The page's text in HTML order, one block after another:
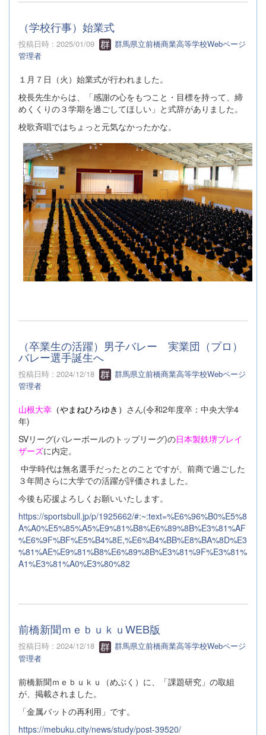
（学校行事）始業式
投稿日時 : 2025/01/09
群馬県立前橋商業高等学校Webページ
管理者
１月７日（火）始業式が行われました。
校長先生からは、「感謝の心をもつこと・目標を持って、締
めくくりの３学期を過ごしてほしい」と式辞がありました。
校歌斉唱ではちょっと元気なかったかな。
（卒業生の活躍）男子バレー 実業団（プロ）
バレー選手誕生へ
投稿日時 : 2024/12/18
群馬県立前橋商業高等学校Webページ
管理者
山根大幸 （やまねひろゆき） さん(令和2年度卒：中央大学4
年)
SVリーグ(バレーボールのトップリーグ)の日本製鉄堺ブレイ
ザーズに内定。
中学時代は無名選手だったとのことですが、前商で過ごした
３年間さらに大学での活躍が評価されました。
今後も応援よろしくお願いいたします。
https://sportsbull.jp/p/1925662/#:~:text=%E6%96%B0%E5%8
A%A0%E5%85%A5%E9%81%B8%E6%89%8B%E3%81%AF
%E6%9F%BF%E5%B4%8E,%E6%B4%BB%E8%BA%8D%E3
%81%AE%E9%81%B8%E6%89%8B%E3%81%9F%E3%81%
A1%E3%81%A0%E3%80%82
前橋新聞ｍｅｂｕｋｕWEB版
投稿日時 : 2024/12/18
群馬県立前橋商業高等学校Webページ
管理者
前橋新聞ｍｅｂｕｋｕ（めぶく）に、「課題研究」の取組
が、掲載されました。
「金属バットの再利用」です。
https://mebuku.city/news/study/post-39520/